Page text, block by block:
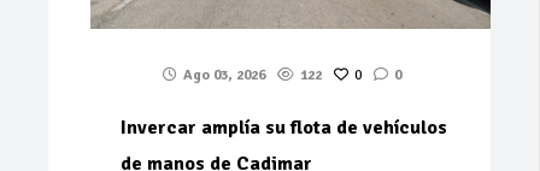
Ago 03, 2026 122 0 0
Invercar amplía su flota de vehículos
de manos de Cadimar